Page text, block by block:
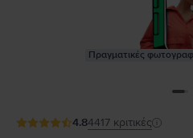
Πραγματικές
4.84417 κριτικές